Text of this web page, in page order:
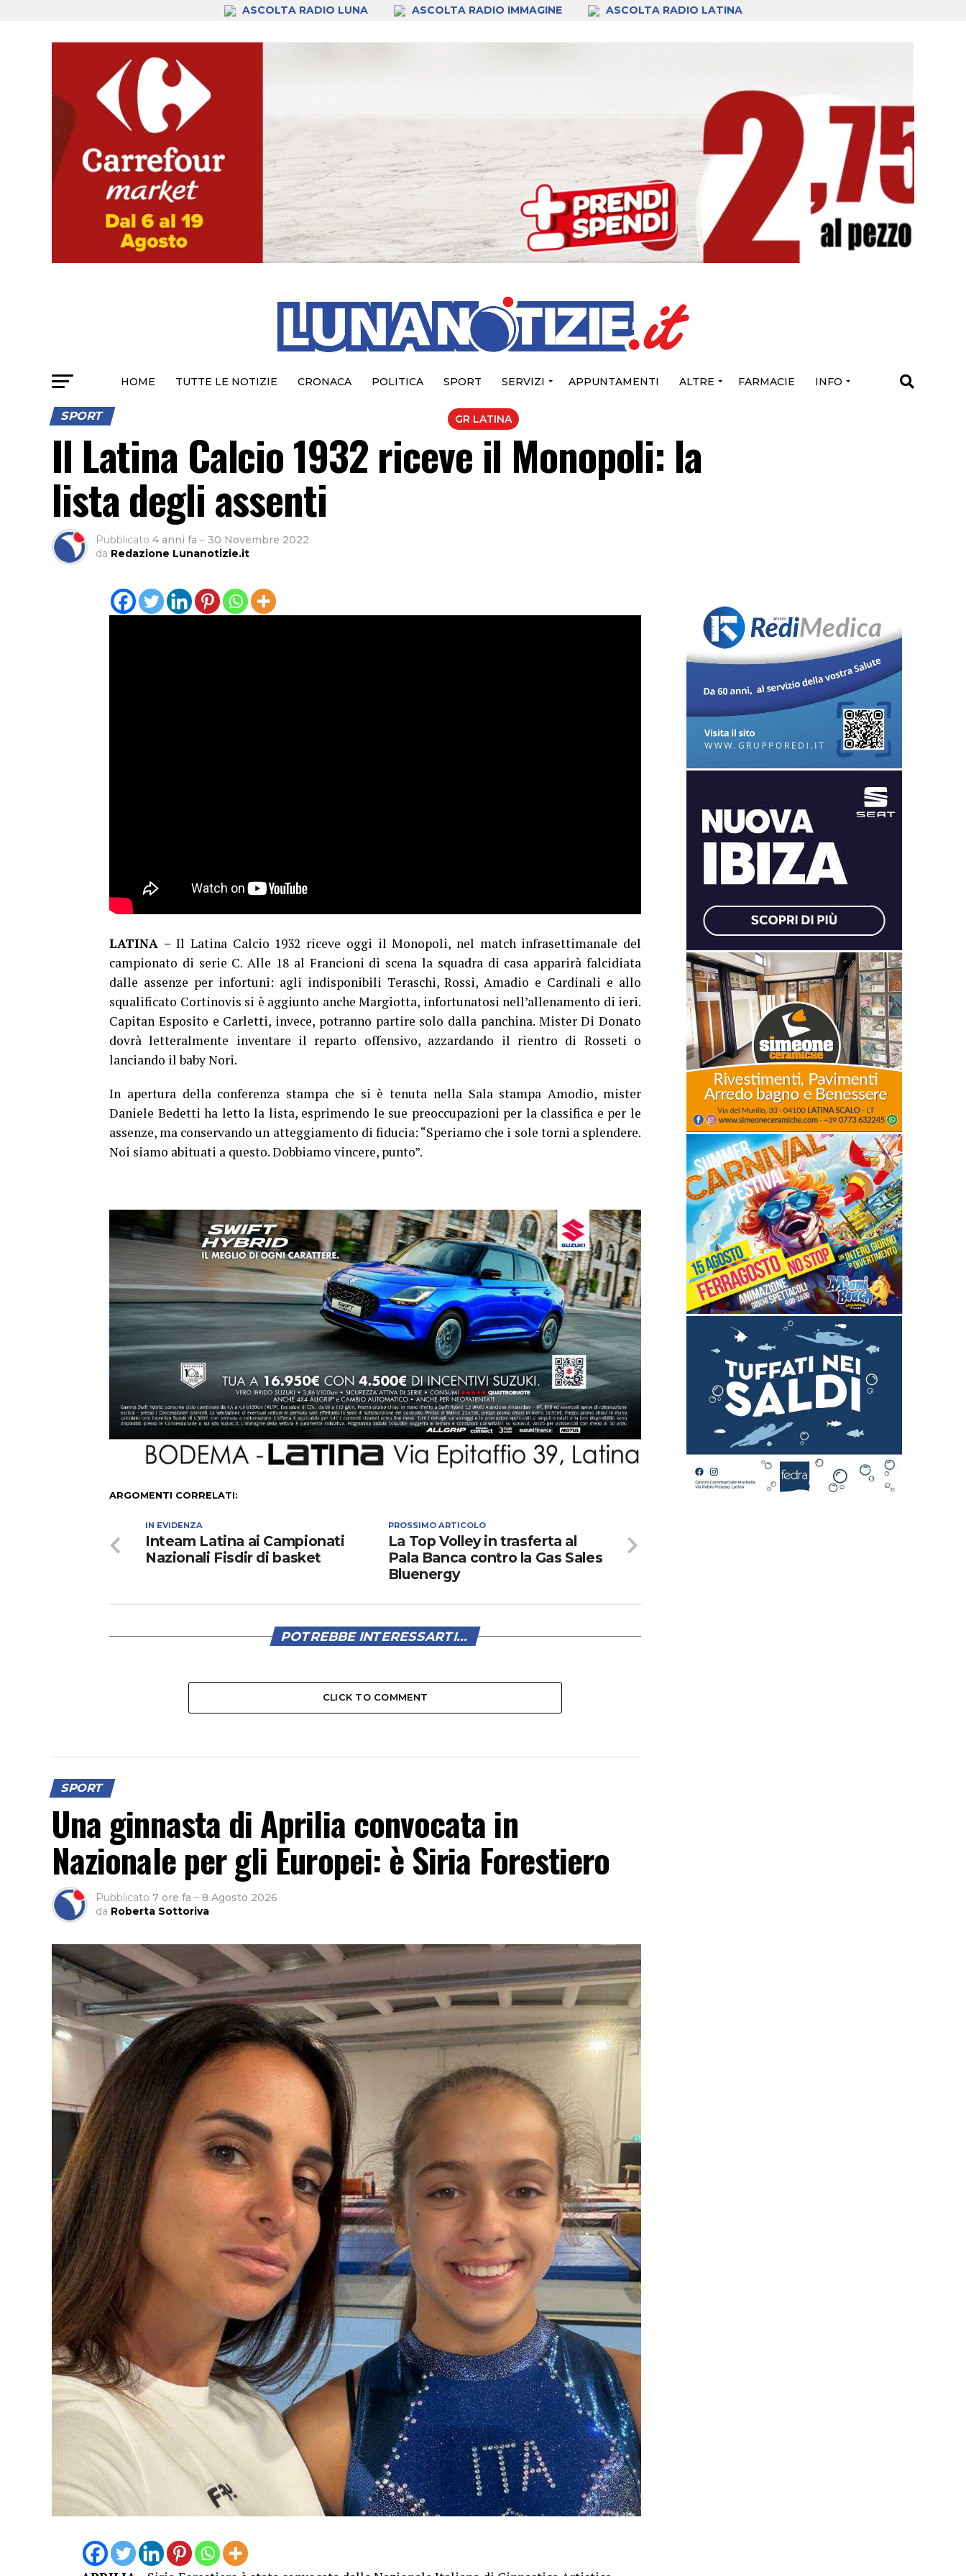
ASCOLTA RADIO LUNA ASCOLTA RADIO IMMAGINE ASCOLTA RADIO LATINA
HOME TUTTE LE NOTIZIE CRONACA POLITICA SPORT SERVIZI APPUNTAMENTI ALTRE FARMACIE INFO
GR LATINA
SPORT
Il Latina Calcio 1932 riceve il Monopoli: la
lista degli assenti
Pubblicato 4 anni fa – 30 Novembre 2022
da Redazione Lunanotizie.it
LATINA –Il Latina Calcio 1932 riceve oggi il Monopoli, nel match infrasettimanale del
campionato di serie C. Alle 18 al Francioni di scena la squadra di casa apparirà falcidiata
dalle assenze per infortuni: agli indisponibili Teraschi, Rossi, Amadio e Cardinali e allo
squalificato Cortinovis si è aggiunto anche Margiotta, infortunatosi nell’allenamento di ieri.
Capitan Esposito e Carletti, invece, potranno partire solo dalla panchina. Mister Di Donato
dovrà letteralmente inventare il reparto offensivo, azzardando il rientro di Rosseti o
lanciando il baby Nori.
In apertura della conferenza stampa che si è tenuta nella Sala stampa Amodio, mister
Daniele Bedetti ha letto la lista, esprimendo le sue preoccupazioni per la classifica e per le
assenze, ma conservando un atteggiamento di fiducia: “Speriamo che i sole torni a splendere.
Noi siamo abituati a questo. Dobbiamo vincere, punto”.
ARGOMENTI CORRELATI:
PROSSIMO ARTICOLO
La Top Volley in trasferta al
Pala Banca contro la Gas Sales
Bluenergy
IN EVIDENZA
Inteam Latina ai Campionati
Nazionali Fisdir di basket
POTREBBE INTERESSARTI...
CLICK TO COMMENT
SPORT
Una ginnasta di Aprilia convocata in
Nazionale per gli Europei: è Siria Forestiero
Pubblicato 7 ore fa – 8 Agosto 2026
da Roberta Sottoriva